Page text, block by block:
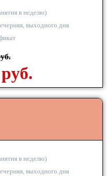
в неделю)
выходного дня
в неделю)
выходного дня